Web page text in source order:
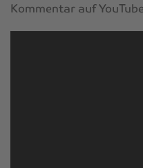
Kommentar auf